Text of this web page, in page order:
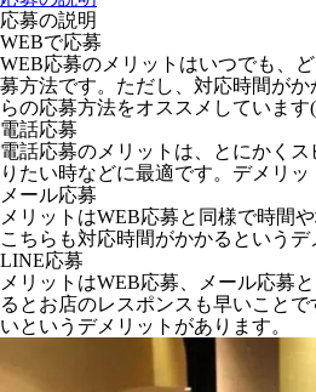
応募の説明
WEBで応募
WEB応募のメリットはいつでも、
募方法です。ただし、対応時間が
らの応募方法をオススメしています
電話応募
電話応募のメリットは、とにかく
りたい時などに最適です。デメリ
メール応募
メリットはWEB応募と同様で時間
こちらも対応時間がかかるというデ
LINE応募
メリットはWEB応募、メール応募
るとお店のレスポンスも早いこと
いというデメリットがあります。